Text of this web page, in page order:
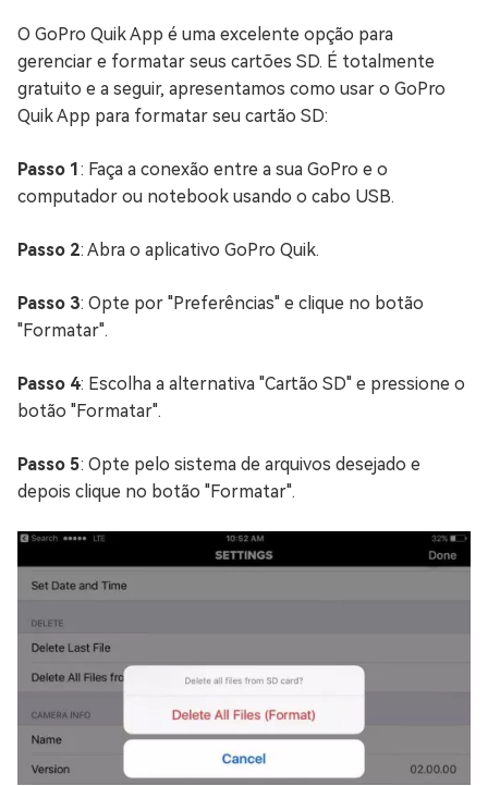
O GoPro Quik App é uma excelente opção para
gerenciar e formatar seus cartões SD. É totalmente
gratuito e a seguir, apresentamos como usar o GoPro
Quik App para formatar seu cartão SD:
Passo 1: Faça a conexão entre a sua GoPro e o
computador ou notebook usando o cabo USB.
Passo 2: Abra o aplicativo GoPro Quik.
Passo 3: Opte por "Preferências" e clique no botão
"Formatar".
Passo 4: Escolha a alternativa "Cartão SD" e pressione o
botão "Formatar".
Passo 5: Opte pelo sistema de arquivos desejado e
depois clique no botão "Formatar".